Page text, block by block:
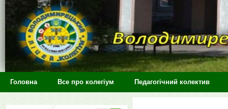
Головна Все про колегіум Педагогічний колектив